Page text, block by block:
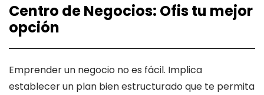
Centro de Negocios: Ofis tu mejor
opción
Emprender un negocio no es fácil. Implica
establecer un plan bien estructurado que te permita